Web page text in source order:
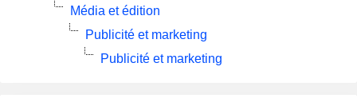
Média et édition
Publicité et marketing
Publicité et marketing